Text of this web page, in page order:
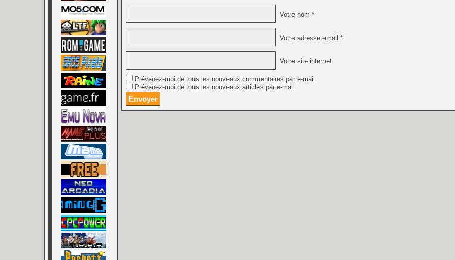
[Mo5] Deux inédits du
[GK] Le beat'em up The
[GK] Endless Legend 2 :
[LS] [PS5] Premiers
Votre nom *
Votre adresse email *
Votre site internet
Prévenez-moi de tous les nouveaux commentaires par e-mail.
Prévenez-moi de tous les nouveaux articles par e-mail.